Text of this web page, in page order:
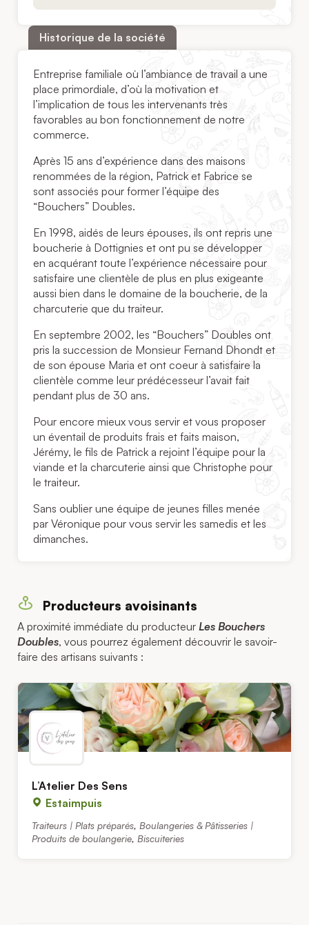
Historique de la société
Entreprise familiale où l’ambiance de travail a une
place primordiale, d’où la motivation et
l’implication de tous les intervenants très
favorables au bon fonctionnement de notre
commerce.
Après 15 ans d’expérience dans des maisons
renommées de la région, Patrick et Fabrice se
sont associés pour former l’équipe des
“Bouchers” Doubles.
En 1998, aidés de leurs épouses, ils ont repris une
boucherie à Dottignies et ont pu se développer
en acquérant toute l’expérience nécessaire pour
satisfaire une clientèle de plus en plus exigeante
aussi bien dans le domaine de la boucherie, de la
charcuterie que du traiteur.
En septembre 2002, les “Bouchers” Doubles ont
pris la succession de Monsieur Fernand Dhondt et
de son épouse Maria et ont coeur à satisfaire la
clientèle comme leur prédécesseur l’avait fait
pendant plus de 30 ans.
Pour encore mieux vous servir et vous proposer
un éventail de produits frais et faits maison,
Jérémy, le fils de Patrick a rejoint l’équipe pour la
viande et la charcuterie ainsi que Christophe pour
le traiteur.
Sans oublier une équipe de jeunes filles menée
par Véronique pour vous servir les samedis et les
dimanches.
Producteurs avoisinants
A proximité immédiate du producteur Les Bouchers
Doubles, vous pourrez également découvrir le savoir-
faire des artisans suivants :
L’Atelier Des Sens
Estaimpuis
Traiteurs | Plats préparés, Boulangeries & Pâtisseries |
Produits de boulangerie, Biscuiteries